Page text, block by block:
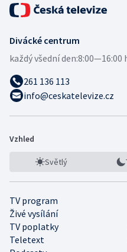
Divácké centrum
každý všední den:8:00—16:00
261 136 113
info@ceskatelevize.cz
Vzhled
Světlý
TV program
Živé vysílání
TV poplatky
Teletext